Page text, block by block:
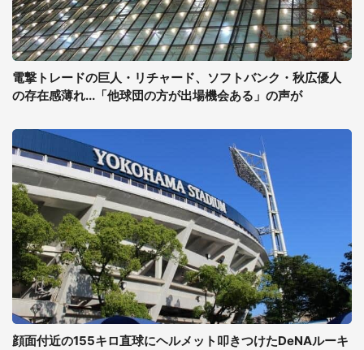
電撃トレードの巨人・リチャード、ソフトバンク・秋広優人
の存在感薄れ...「他球団の方が出場機会ある」の声が
顔面付近の155キロ直球にヘルメット叩きつけたDeNAルーキ